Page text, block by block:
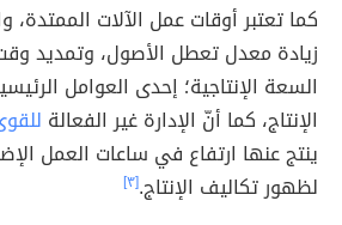
كما تعتبر أوقات عمل الآلات
زيادة معدل تعطل الأصول، وتمديد وقت
السعة الإنتاجية؛ إحدى العوامل
الإنتاج، كما أنّ الإدارة غير الفعالة
ينتج عنها ارتفاع في ساعات العمل
لظهور تكاليف الإنتاج.[٣]